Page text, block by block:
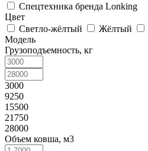
Спецтехника бренда Lonking
Цвет
Светло-жёлтый
Жёлтый
Модель
Грузоподъемность, кг
3000
9250
15500
21750
28000
Объем ковша, м3